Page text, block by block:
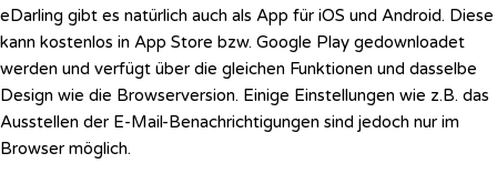
eDarling gibt es natürlich auch als App für iOS und Android. Diese
kann kostenlos in App Store bzw. Google Play gedownloadet
werden und verfügt über die gleichen Funktionen und dasselbe
Design wie die Browserversion. Einige Einstellungen wie z.B. das
Ausstellen der E-Mail-Benachrichtigungen sind jedoch nur im
Browser möglich.